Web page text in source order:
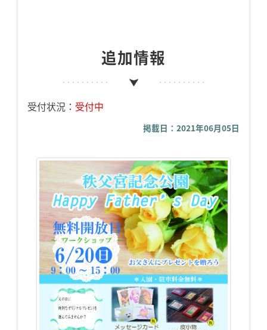
追加情報
受付状況： 受付中
掲載日：2021年06月05日